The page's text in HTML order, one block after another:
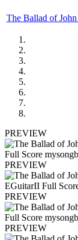
The Ballad of
PREVIEW
PREVIEW
PREVIEW
PREVIEW